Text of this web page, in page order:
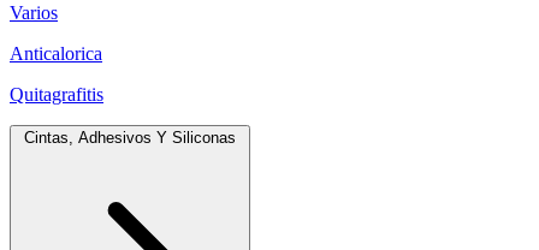
Varios
Anticalorica
Quitagrafitis
Cintas, Adhesivos Y Siliconas